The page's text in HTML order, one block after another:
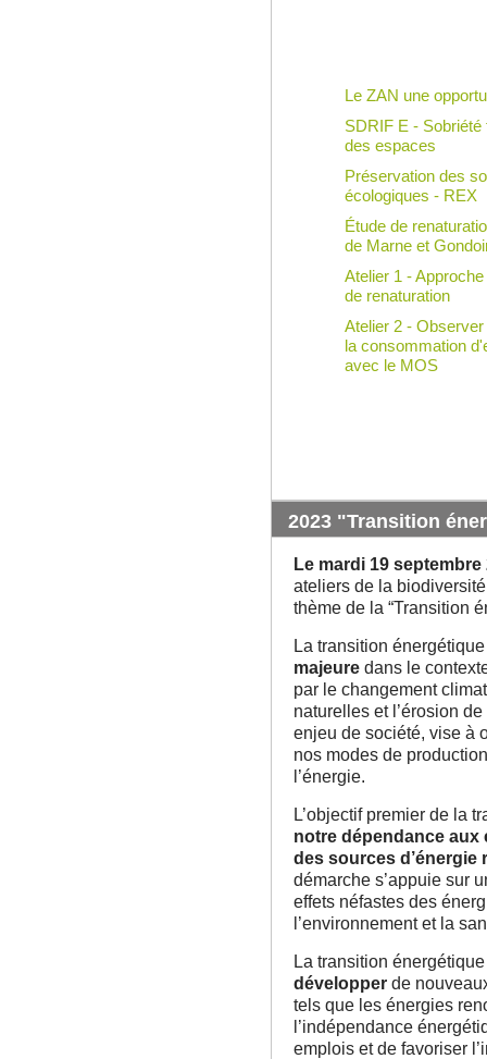
Le ZAN une
SDRIF E - Sobriété
des espaces
Préservation des
écologiques - REX
Étude de
de Marne et
Atelier 1 -
de renaturation
Atelier 2 -
la consommation
avec le MOS
2023 "Transition
Le mardi 19 septembre
ateliers de la
thème de la “Transition
La transition
majeure dans le
par le changement
naturelles et l’érosion
enjeu de société, vise à
nos modes de
l’énergie.
L’objectif premier de la
notre dépendance
des sources
démarche s’appuie sur
effets néfastes des
l’environnement et la
La transition
développer de
tels que les énergies
l’indépendance
emplois et de favoriser